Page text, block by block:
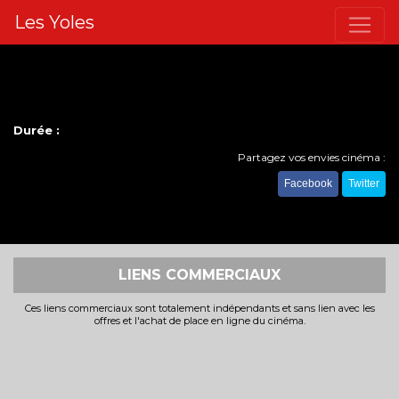
Les Yoles
Durée :
Partagez vos envies cinéma :
Facebook Twitter
LIENS COMMERCIAUX
Ces liens commerciaux sont totalement indépendants et sans lien avec les
offres et l'achat de place en ligne du cinéma.